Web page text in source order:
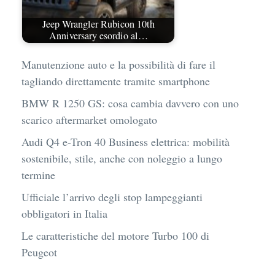
Jeep Wrangler Rubicon 10th
Anniversary esordio al…
Manutenzione auto e la possibilità di fare il
tagliando direttamente tramite smartphone
BMW R 1250 GS: cosa cambia davvero con uno
scarico aftermarket omologato
Audi Q4 e-Tron 40 Business elettrica: mobilità
sostenibile, stile, anche con noleggio a lungo
termine
Ufficiale l’arrivo degli stop lampeggianti
obbligatori in Italia
Le caratteristiche del motore Turbo 100 di
Peugeot